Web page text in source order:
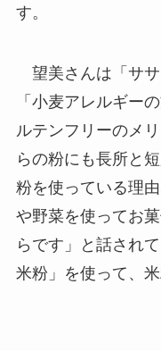
す。
望美さんは「ササ
「小麦アレルギー
ルテンフリーのメ
らの粉にも長所と
粉を使っている理
や野菜を使ってお
らです」と話され
米粉」を使って、